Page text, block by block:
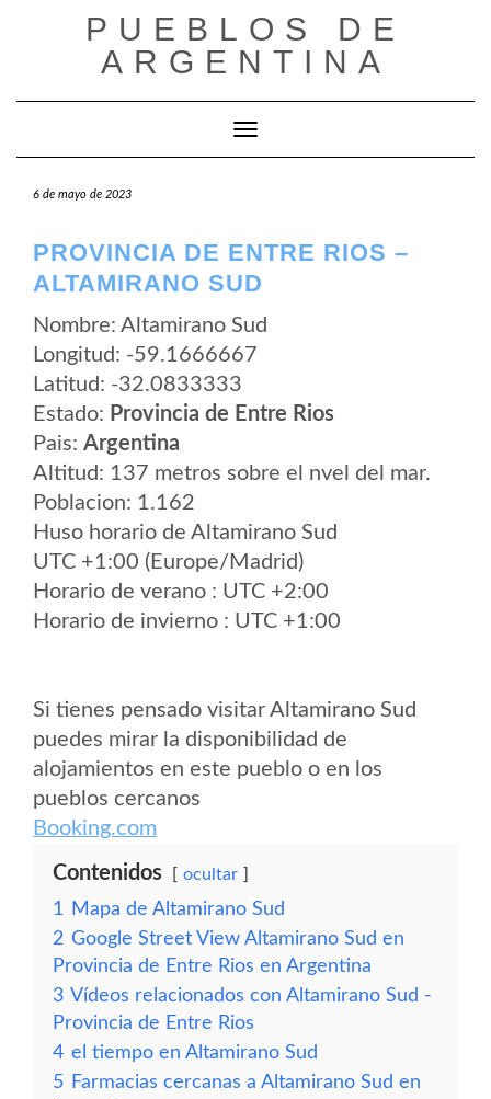
PUEBLOS DE
ARGENTINA
Cambiar modo de navegación
6 de mayo de 2023
PROVINCIA DE ENTRE RIOS –
ALTAMIRANO SUD
Nombre: Altamirano Sud
Longitud: -59.1666667
Latitud: -32.0833333
Estado: Provincia de Entre Rios
Pais: Argentina
Altitud: 137 metros sobre el nvel del mar.
Poblacion: 1.162
Huso horario de Altamirano Sud
UTC +1:00 (Europe/Madrid)
Horario de verano : UTC +2:00
Horario de invierno : UTC +1:00
Si tienes pensado visitar Altamirano Sud
puedes mirar la disponibilidad de
alojamientos en este pueblo o en los
pueblos cercanos
Booking.com
Contenidos ocultar
1
Mapa de Altamirano Sud
2 Google Street View Altamirano Sud en
Provincia de Entre Rios en Argentina
3 Vídeos relacionados con Altamirano Sud -
Provincia de Entre Rios
4 el tiempo en Altamirano Sud
5 Farmacias cercanas a Altamirano Sud en